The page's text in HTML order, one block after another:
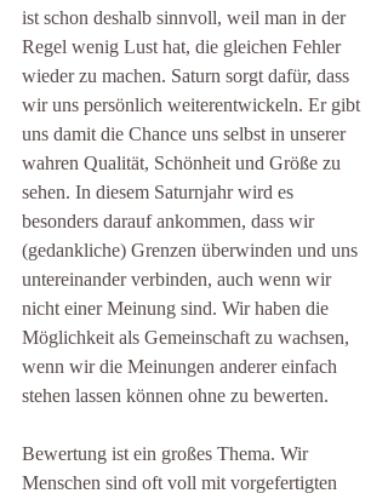
ist schon deshalb sinnvoll, weil man in der
Regel wenig Lust hat, die gleichen Fehler
wieder zu machen. Saturn sorgt dafür, dass
wir uns persönlich weiterentwickeln. Er gibt
uns damit die Chance uns selbst in unserer
wahren Qualität, Schönheit und Größe zu
sehen. In diesem Saturnjahr wird es
besonders darauf ankommen, dass wir
(gedankliche) Grenzen überwinden und uns
untereinander verbinden, auch wenn wir
nicht einer Meinung sind. Wir haben die
Möglichkeit als Gemeinschaft zu wachsen,
wenn wir die Meinungen anderer einfach
stehen lassen können ohne zu bewerten.
Bewertung ist ein großes Thema. Wir
Menschen sind oft voll mit vorgefertigten